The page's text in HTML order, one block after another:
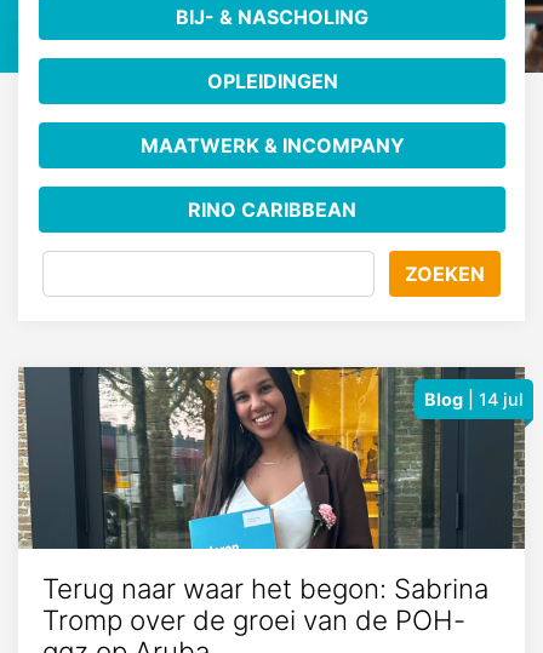
BIJ- & NASCHOLING
OPLEIDINGEN
MAATWERK & INCOMPANY
RINO CARIBBEAN
ZOEKEN
Blog | 14 jul
Terug naar waar het begon: Sabrina
Tromp over de groei van de POH-